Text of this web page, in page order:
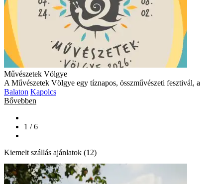
Művészetek Völgye
A Művészetek Völgye egy tíznapos, összművészeti fesztivál, a
Balaton Kapolcs
Bővebben
1 / 6
Kiemelt szállás ajánlatok (12)